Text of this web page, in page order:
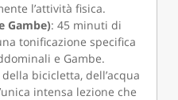
l’attività fisica.
Gambe): 45 minuti di
tonificazione specifica
e Gambe.
bicicletta, dell’acqua
intensa lezione che